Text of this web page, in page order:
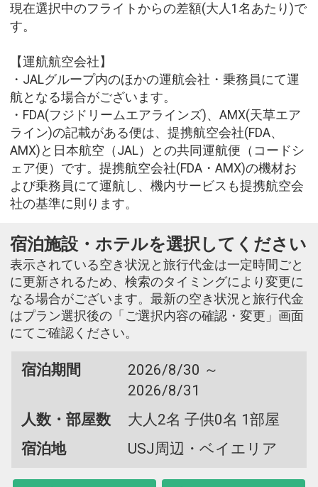
現在選択中のフライトからの差額(大人1名あたり)で
す。
【運航航空会社】
・JALグループ内のほかの運航会社・乗務員にて運
航となる場合がございます。
・FDA(フジドリームエアラインズ)、AMX(天草エア
ライン)の記載がある便は、提携航空会社(FDA、
AMX)と日本航空（JAL）との共同運航便（コードシ
ェア便）です。提携航空会社(FDA・AMX)の機材お
よび乗務員にて運航し、機内サービスも提携航空会
社の基準に則ります。
宿泊施設・ホテルを選択してください
表示されている空き状況と旅行代金は一定時間ごと
に更新されるため、検索のタイミングにより変更に
なる場合がございます。最新の空き状況と旅行代金
はプラン選択後の「ご選択内容の確認・変更」画面
にてご確認ください。
宿泊期間
2026/8/30 ～
2026/8/31
人数・部屋数
大人2名 子供0名 1部屋
宿泊地
USJ周辺・ベイエリア